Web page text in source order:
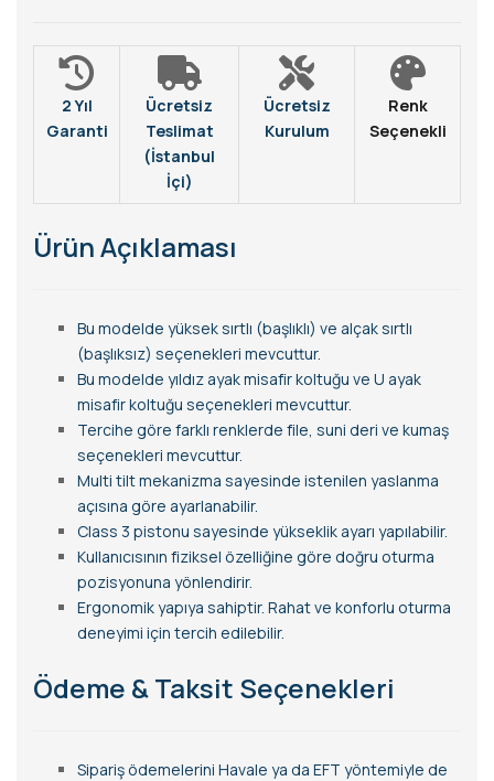
2 Yıl
Garanti
Ücretsiz
Teslimat
(İstanbul
İçi)
Ücretsiz
Kurulum
Renk
Seçenekli
Ürün Açıklaması
Bu modelde yüksek sırtlı (başlıklı) ve alçak sırtlı
(başlıksız) seçenekleri mevcuttur.
Bu modelde yıldız ayak misafir koltuğu ve U ayak
misafir koltuğu seçenekleri mevcuttur.
Tercihe göre farklı renklerde file, suni deri ve kumaş
seçenekleri mevcuttur.
Multi tilt mekanizma sayesinde istenilen yaslanma
açısına göre ayarlanabilir.
Class 3 pistonu sayesinde yükseklik ayarı yapılabilir.
Kullanıcısının fiziksel özelliğine göre doğru oturma
pozisyonuna yönlendirir.
Ergonomik yapıya sahiptir. Rahat ve konforlu oturma
deneyimi için tercih edilebilir.
Ödeme & Taksit Seçenekleri
Sipariş ödemelerini Havale ya da EFT yöntemiyle de